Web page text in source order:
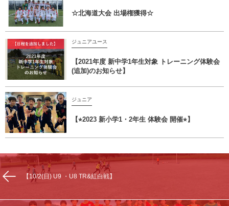
☆北海道大会 出場権獲得☆
ジュニアユース
【2021年度 新中学1年生対象 トレーニング体験会
(追加)のお知らせ】
ジュニア
【⭐︎2023 新小学1・2年生 体験会 開催⭐︎】
【10/2(日) U9 ・U8 TR&紅白戦】